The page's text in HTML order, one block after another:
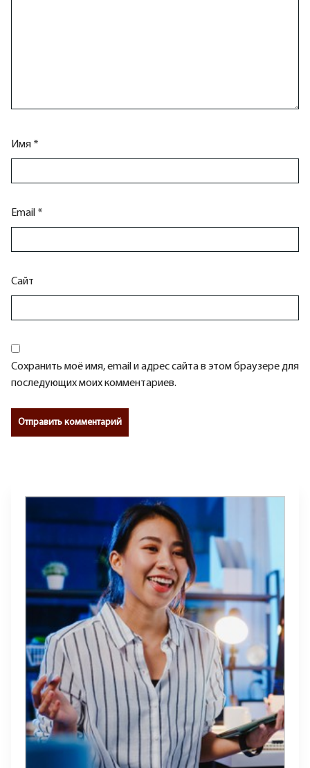
Имя *
Email *
Сайт
Сохранить моё имя, email и адрес сайта в этом браузере для
последующих моих комментариев.